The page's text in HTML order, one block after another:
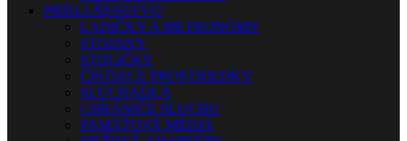
PRÍSLUŠENSTVO
LADIČKY A METRONÓMY
STOJANY
STOLIČKY
ČISTIACE PROSTRIEDKY
SLÚCHADLÁ
CHRÁNIČE SLUCHU
PAMÄŤOVÉ MÉDIÁ